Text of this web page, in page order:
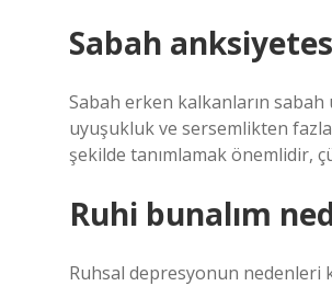
Sabah
Sabah erken kalkanların sabah
uyuşukluk ve sersemlikten
şekilde tanımlamak önemlidir,
Ruhi bunalım
Ruhsal depresyonun nedenleri